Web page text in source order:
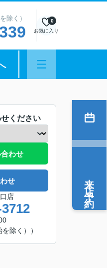
除く）
お気に入り
0
ください
わせ
せ
店
除く））
来店予約